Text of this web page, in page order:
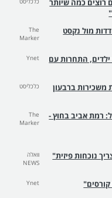
רוצים כמה שיותר
מול נקסט
The
Marker
התחרות עם
Ynet
5.8% בהכנסות משכירות ברבעון
כלכליסט
רמת אביב בחוץ -
The
Marker
נוכחות פיזית"
וואלה
NEWS
Ynet